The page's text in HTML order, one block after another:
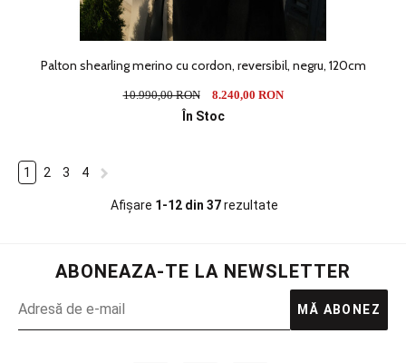
Palton shearling merino cu cordon, reversibil, negru, 120cm
10.990,00 RON 8.240,00 RON
În Stoc
1 2 3 4
Afișare 1-12 din 37rezultate
ABONEAZA-TE LA NEWSLETTER
MĂ ABONEZ